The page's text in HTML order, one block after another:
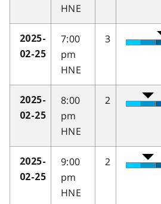
HNE
2025-
02-25
7:00
pm
HNE
3
2025-
02-25
8:00
pm
HNE
2
2025-
02-25
9:00
pm
HNE
2